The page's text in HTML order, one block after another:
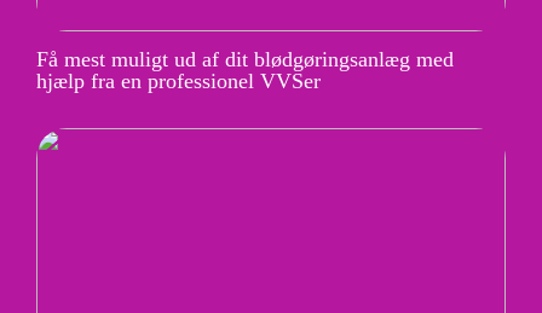
Få mest muligt ud af dit blødgøringsanlæg med
hjælp fra en professionel VVSer